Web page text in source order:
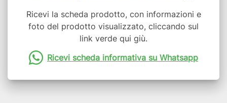
Ricevi la scheda prodotto, con informazioni e
foto del prodotto visualizzato, cliccando sul
link verde qui giù.
Ricevi scheda informativa su Whatsapp